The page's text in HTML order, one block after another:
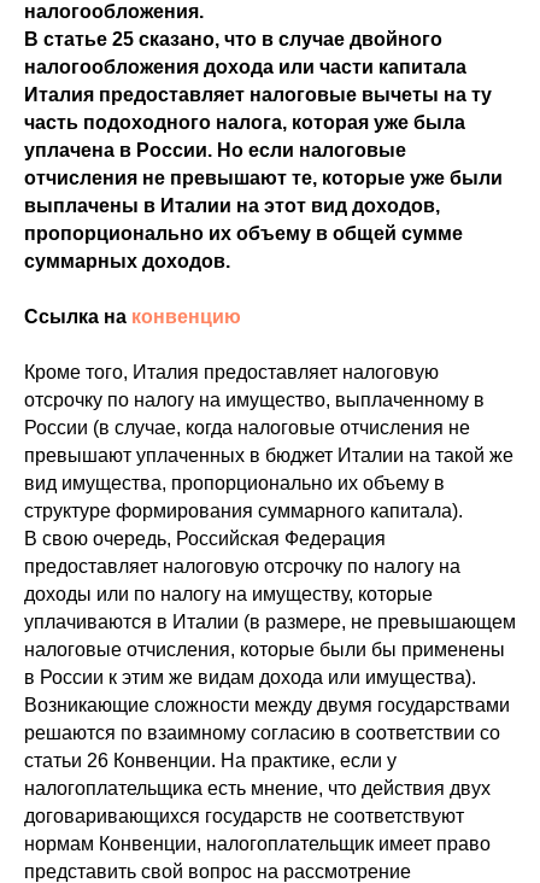
налогообложения.
В статье 25 сказано, что в случае двойного
налогообложения дохода или части капитала
Италия предоставляет налоговые вычеты на ту
часть подоходного налога, которая уже была
уплачена в России. Но если налоговые
отчисления не превышают те, которые уже были
выплачены в Италии на этот вид доходов,
пропорционально их объему в общей сумме
суммарных доходов.
Ссылка на конвенцию
Кроме того, Италия предоставляет налоговую
отсрочку по налогу на имущество, выплаченному в
России (в случае, когда налоговые отчисления не
превышают уплаченных в бюджет Италии на такой же
вид имущества, пропорционально их объему в
структуре формирования суммарного капитала).
В свою очередь, Российская Федерация
предоставляет налоговую отсрочку по налогу на
доходы или по налогу на имуществу, которые
уплачиваются в Италии (в размере, не превышающем
налоговые отчисления, которые были бы применены
в России к этим же видам дохода или имущества).
Возникающие сложности между двумя государствами
решаются по взаимному согласию в соответствии со
статьи 26 Конвенции. На практике, если у
налогоплательщика есть мнение, что действия двух
договаривающихся государств не соответствуют
нормам Конвенции, налогоплательщик имеет право
представить свой вопрос на рассмотрение